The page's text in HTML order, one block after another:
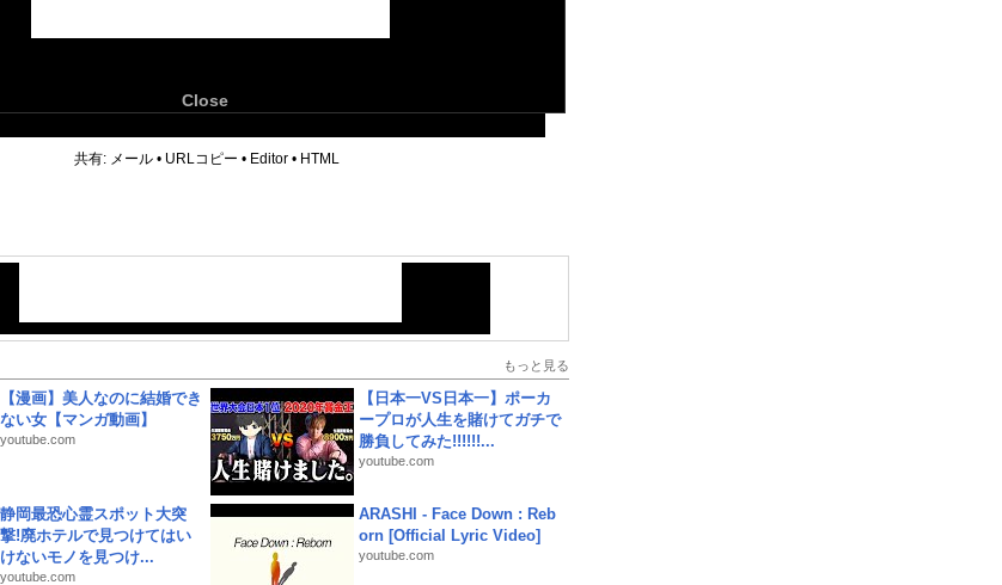
Close
共有: メール • URLコピー • Editor • HTML
もっと見る
【漫画】美人なのに結婚でき
ない女【マンガ動画】
youtube.com
【日本一VS日本一】ポーカ
ープロが人生を賭けてガチで
勝負してみた!!!!!!...
youtube.com
静岡最恐心霊スポット大突
撃!廃ホテルで見つけてはい
けないモノを見つけ...
youtube.com
ARASHI - Face Down : Reb
orn [Official Lyric Video]
youtube.com